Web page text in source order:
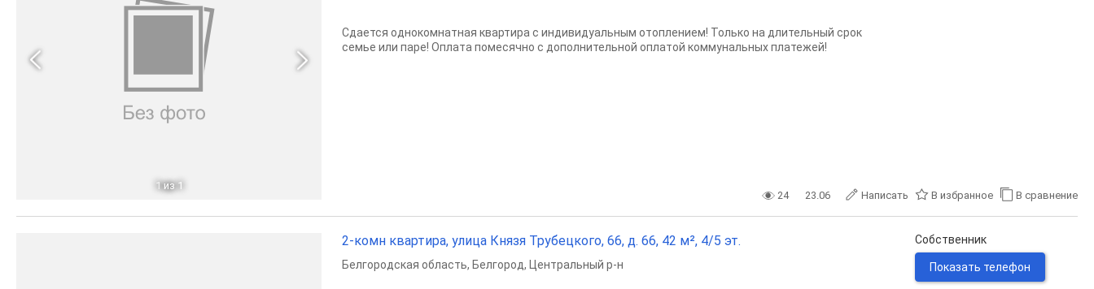
1 из 1
Сдается однокомнатная квартира с индивидуальным отоплением! Только на длительный срок
семье или паре! Оплата помесячно с дополнительной оплатой коммунальных платежей!
24 23.06 Написать В избранное В сравнение
2-комн квартира, улица Князя Трубецкого, 66, д. 66, 42 м², 4/5 эт.
Белгородская область, Белгород, Центральный р-н
Собственник
Показать телефон